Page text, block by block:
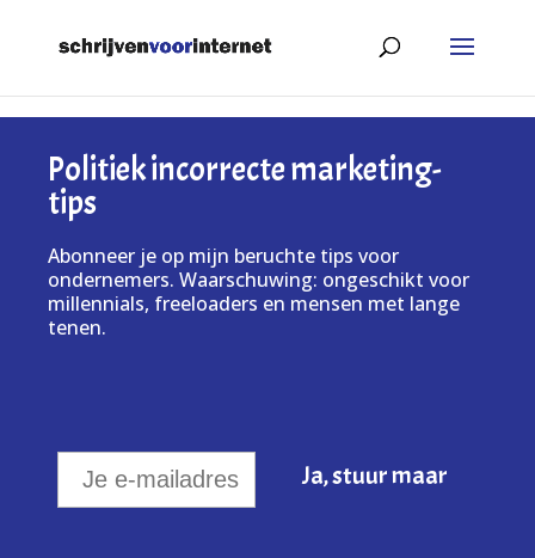
Politiek incorrecte marketing-
tips
Abonneer je op mijn beruchte tips voor
ondernemers. Waarschuwing: ongeschikt voor
millennials, freeloaders en mensen met lange
tenen.